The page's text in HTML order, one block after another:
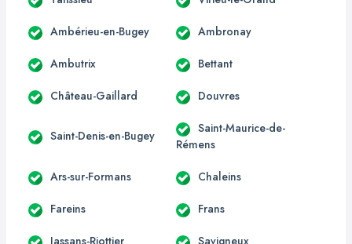
Ambérieu-en-Bugey Ambronay
Ambutrix Bettant
Château-Gaillard Douvres
Saint-Denis-en-Bugey
Saint-Maurice-de-
Rémens
Ars-sur-Formans Chaleins
Fareins Frans
Jassans-Riottier Savigneux